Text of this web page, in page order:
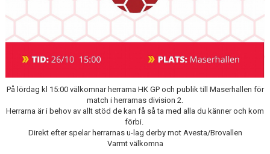
På lördag kl 15:00 välkomnar herrarna HK GP och publik till Maserhallen för
match i herrarnas division 2.
Herrarna är i behov av allt stöd de kan få så ta med alla du känner och kom
förbi.
Direkt efter spelar herrarnas u-lag derby mot Avesta/Brovallen
Varmt välkomna